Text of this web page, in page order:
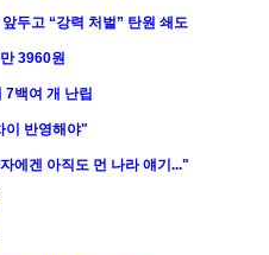
두고 “강력 처벌” 탄원 쇄도
3960원
백여 개 난립
이 반영해야"
에겐 아직도 먼 나라 얘기..."